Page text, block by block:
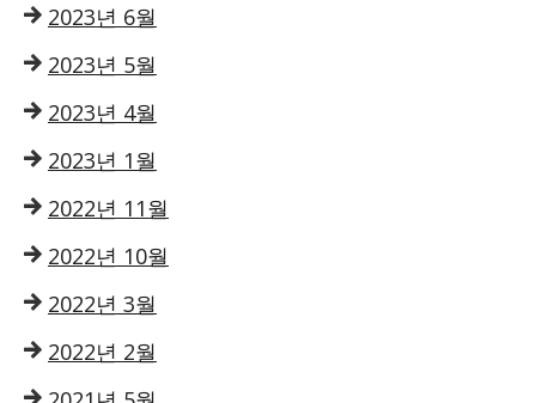
2023년 6월
2023년 5월
2023년 4월
2023년 1월
2022년 11월
2022년 10월
2022년 3월
2022년 2월